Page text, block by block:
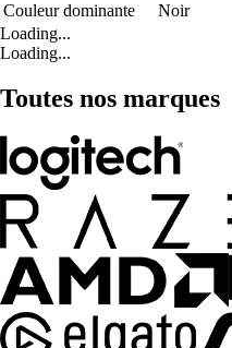
Couleur dominante
Noir
Loading...
Loading...
Toutes nos marques